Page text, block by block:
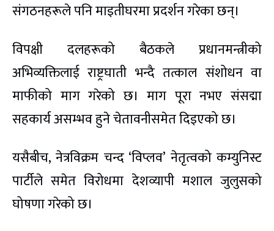
संगठनहरूले पनि माइतीघरमा प्रदर्शन गरेका छन्।
विपक्षी दलहरूको बैठकले प्रधानमन्त्रीको
अभिव्यक्तिलाई राष्ट्रघाती भन्दै तत्काल संशोधन वा
माफीको माग गरेको छ। माग पूरा नभए संसद्मा
सहकार्य असम्भव हुने चेतावनीसमेत दिइएको छ।
यसैबीच, नेत्रविक्रम चन्द ‘विप्लव’ नेतृत्वको कम्युनिस्ट
पार्टीले समेत विरोधमा देशव्यापी मशाल जुलुसको
घोषणा गरेको छ।